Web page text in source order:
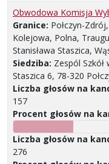
Obwodowa Komisja
Granice: Połczyn-
Kolejowa, Polna,
Stanisława Staszica,
Siedziba: Zespól Szkół
Staszica 6, 78-320
Liczba głosów na
157
Procent głosów na
Liczba głosów na
276